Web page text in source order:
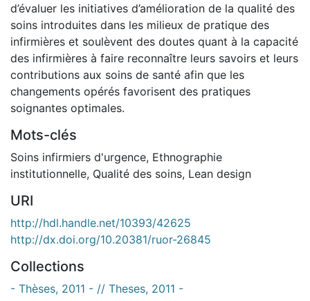
d’évaluer les initiatives d’amélioration de la qualité des
soins introduites dans les milieux de pratique des
infirmières et soulèvent des doutes quant à la capacité
des infirmières à faire reconnaître leurs savoirs et leurs
contributions aux soins de santé afin que les
changements opérés favorisent des pratiques
soignantes optimales.
Mots-clés
Soins infirmiers d'urgence, Ethnographie
institutionnelle, Qualité des soins, Lean design
URI
http://hdl.handle.net/10393/42625
http://dx.doi.org/10.20381/ruor-26845
Collections
- Thèses, 2011 - // Theses, 2011 -